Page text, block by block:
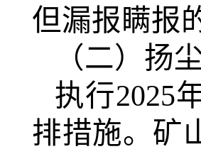
但漏报瞒报
（二）扬
执行2025
排措施。矿